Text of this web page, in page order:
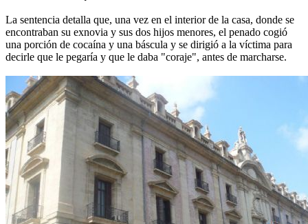
La sentencia detalla que, una vez en el interior de la casa, donde se
encontraban su exnovia y sus dos hijos menores, el penado cogió
una porción de cocaína y una báscula y se dirigió a la víctima para
decirle que le pegaría y que le daba "coraje", antes de marcharse.